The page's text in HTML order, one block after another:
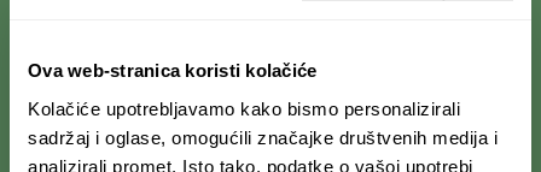
Ova web-stranica koristi kolačiće
Kolačiće upotrebljavamo kako bismo personalizirali
sadržaj i oglase, omogućili značajke društvenih medija i
analizirali promet. Isto tako, podatke o vašoj upotrebi
Od Norveške do Antarktike i od Južne Amerike
reportaže i fotke. Budi uvijek u toku ine
propusti novosti iz svijeta ekspedicionizma i
kulture